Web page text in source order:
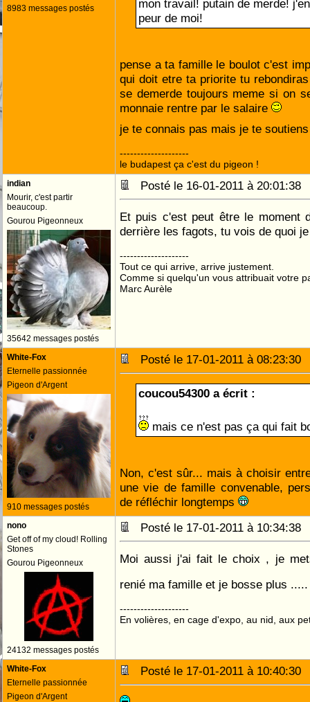
8983 messages postés
mon travail! putain de merde!
peur de moi!
pense a ta famille le boulot c'est
qui doit etre ta priorite tu
se demerde toujours meme si on
monnaie rentre par le salaire
je te connais pas mais je te
--------------------
le budapest ça c'est du pigeon !
indian
Mourir, c'est partir
beaucoup.
Gourou Pigeonneux
35642 messages postés
Posté le 16-01-2011 à
Et puis c'est peut être le moment
derrière les fagots, tu vois de quoi
--------------------
Tout ce qui arrive, arrive justement.
Comme si quelqu'un vous attribuait votre
Marc Aurèle
White-Fox
Eternelle passionnée
Pigeon d'Argent
910 messages postés
Posté le 17-01-2011 à
coucou54300 a écrit :
mais ce n'est pas ça qui fait
Non, c'est sûr... mais à choisir
une vie de famille convenable,
de réfléchir longtemps
nono
Get off of my cloud! Rolling
Stones
Gourou Pigeonneux
24132 messages postés
Posté le 17-01-2011 à
Moi aussi j'ai fait le choix , je
renié ma famille et je bosse plus
--------------------
En volières, en cage d'expo, au nid, aux
White-Fox
Eternelle passionnée
Pigeon d'Argent
Posté le 17-01-2011 à